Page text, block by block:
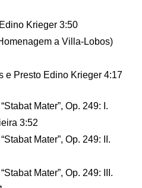
Krieger 3:50
a Villa-Lobos)
e Presto Edino Krieger 4:17
Mater”, Op. 249: I.
3:52
Mater”, Op. 249: II.
Mater”, Op. 249: III.